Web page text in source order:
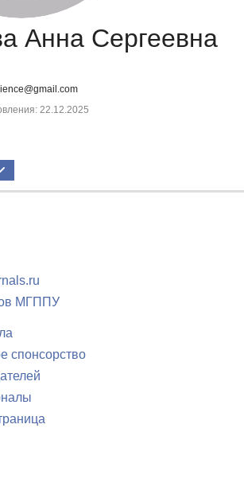
Анна Сергеевна
22.12.2025
МГППУ
спонсорство